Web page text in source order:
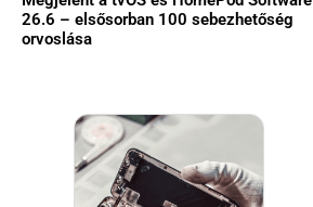
26.6 – elsősorban 100 sebezhetőség
orvoslása